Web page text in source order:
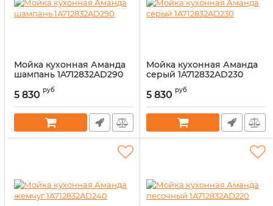
Мойка кухонная Аманда
шампань 1A712832AD290
14327738
5 830 руб
Мойка кухонная Аманда
серый 1A712832AD230
14327671
5 830 руб